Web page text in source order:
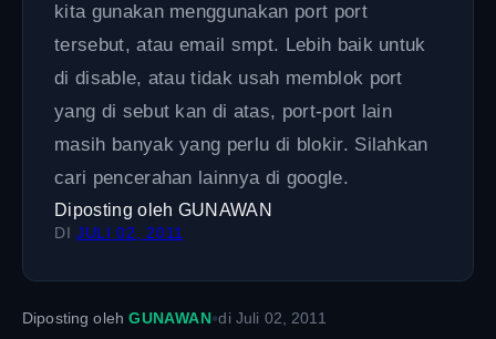
kita gunakan menggunakan port port
tersebut, atau email smpt. Lebih baik untuk
di disable, atau tidak usah memblok port
yang di sebut kan di atas, port-port lain
masih banyak yang perlu di blokir. Silahkan
cari pencerahan lainnya di google.
Diposting oleh GUNAWAN
DIJULI 02, 2011
Diposting olehGUNAWAN•di Juli 02, 2011